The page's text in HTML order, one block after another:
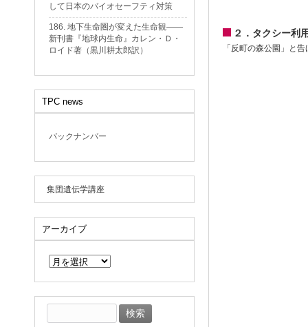
２．タクシー利
「反町の森公園」と
して日本のバイオセーフティ対策
186. 地下生命圏が変えた生命観——
新刊書『地球内生命』カレン・Ｄ・
ロイド著（黒川耕太郎訳）
TPC news
バックナンバー
集団遺伝学講座
アーカイブ
イ
ブ
索: